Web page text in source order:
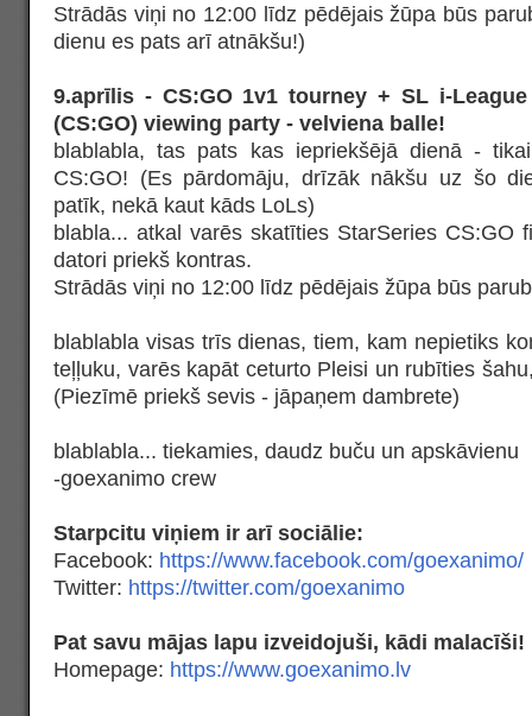
Strādās viņi no 12:00 līdz pēdējais žūpa būs
dienu es pats arī atnākšu!)
9.aprīlis - CS:GO 1v1 tourney + SL i-
(CS:GO) viewing party - velviena balle!
blablabla, tas pats kas iepriekšējā dienā -
CS:GO! (Es pārdomāju, drīzāk nākšu uz šo
patīk, nekā kaut kāds LoLs)
blabla... atkal varēs skatīties StarSeries CS:GO
datori priekš kontras.
Strādās viņi no 12:00 līdz pēdējais žūpa būs
blablabla visas trīs dienas, tiem, kam nepietiks
teļļuku, varēs kapāt ceturto Pleisi un rubīties
(Piezīmē priekš sevis - jāpaņem dambrete)
blablabla... tiekamies, daudz buču un apskāvienu
-goexanimo crew
Starpcitu viņiem ir arī sociālie:
Facebook: https://www.facebook.com/goexanimo/
Twitter: https://twitter.com/goexanimo
Pat savu mājas lapu izveidojuši, kādi malacīši!
Homepage: https://www.goexanimo.lv